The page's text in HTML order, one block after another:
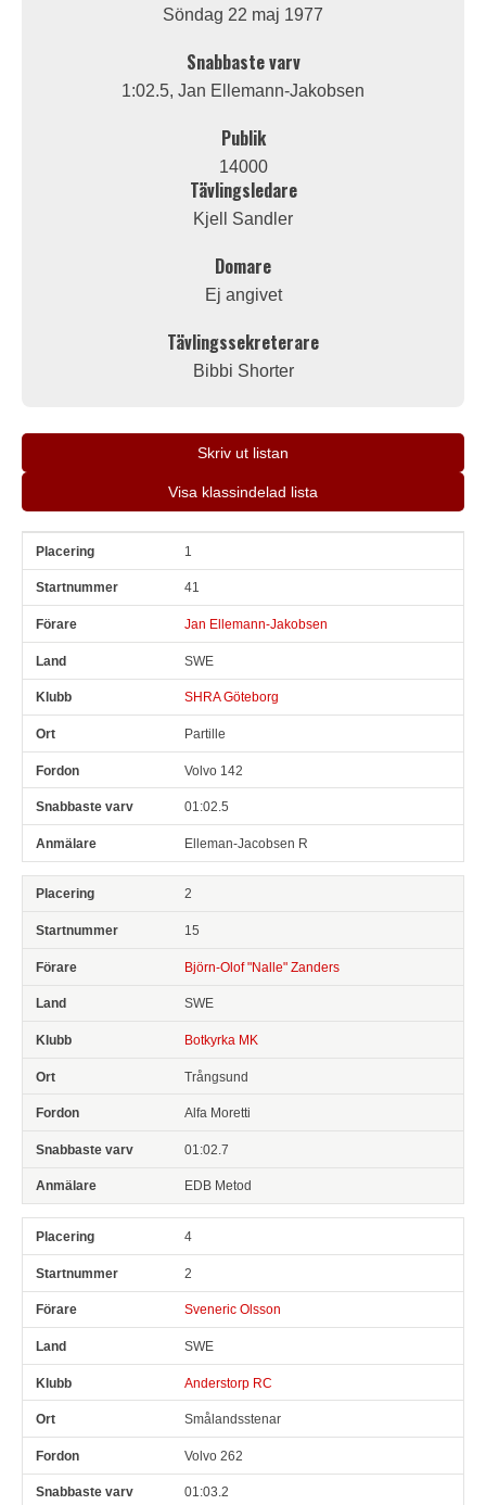
Söndag 22 maj 1977
Snabbaste varv
1:02.5, Jan Ellemann-Jakobsen
Publik
14000
Tävlingsledare
Kjell Sandler
Domare
Ej angivet
Tävlingssekreterare
Bibbi Shorter
Skriv ut listan
Visa klassindelad lista
Pl Snr 1
41
Jan Ellemann-Jakobsen
SWE
SHRA Göteborg
Partille
Volvo 142
01:02.5
Elleman-Jacobsen R
2
15
Björn-Olof "Nalle" Zanders
SWE
Botkyrka MK
Trångsund
Alfa Moretti
01:02.7
EDB Metod
4
2
Sveneric Olsson
SWE
Anderstorp RC
Smålandsstenar
Volvo 262
01:03.2